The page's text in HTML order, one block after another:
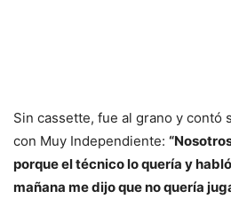
Sin cassette, fue al grano y contó
con Muy Independiente:
porque el técnico lo quería y
mañana me dijo que no quería